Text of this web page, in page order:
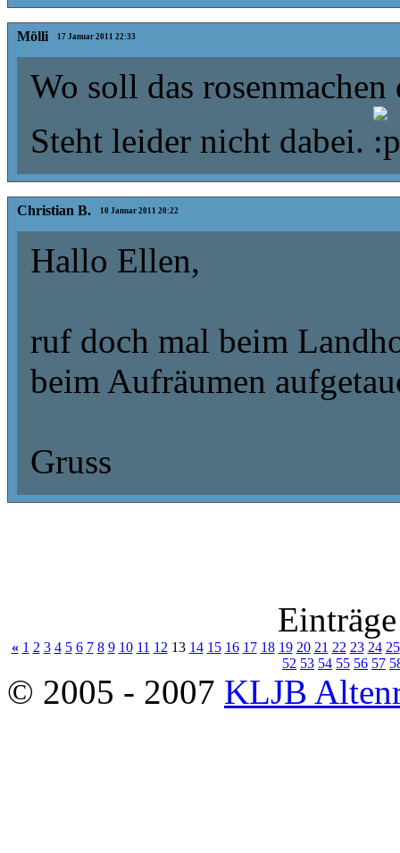
Mölli 17 Januar 2011 22:33
Wo soll das
Steht leider nicht dabei.
Christian B. 10 Januar 2011 20:22
Hallo Ellen,
ruf doch mal beim
beim Aufräumen
Gruss
« 1 2 3 4 5 6 7 8 9 10 11 12 13 14 15 16 17 18 19 20 21 22 23 24 25
52 53 54 55 56 57
© 2005 - 2007 KLJB